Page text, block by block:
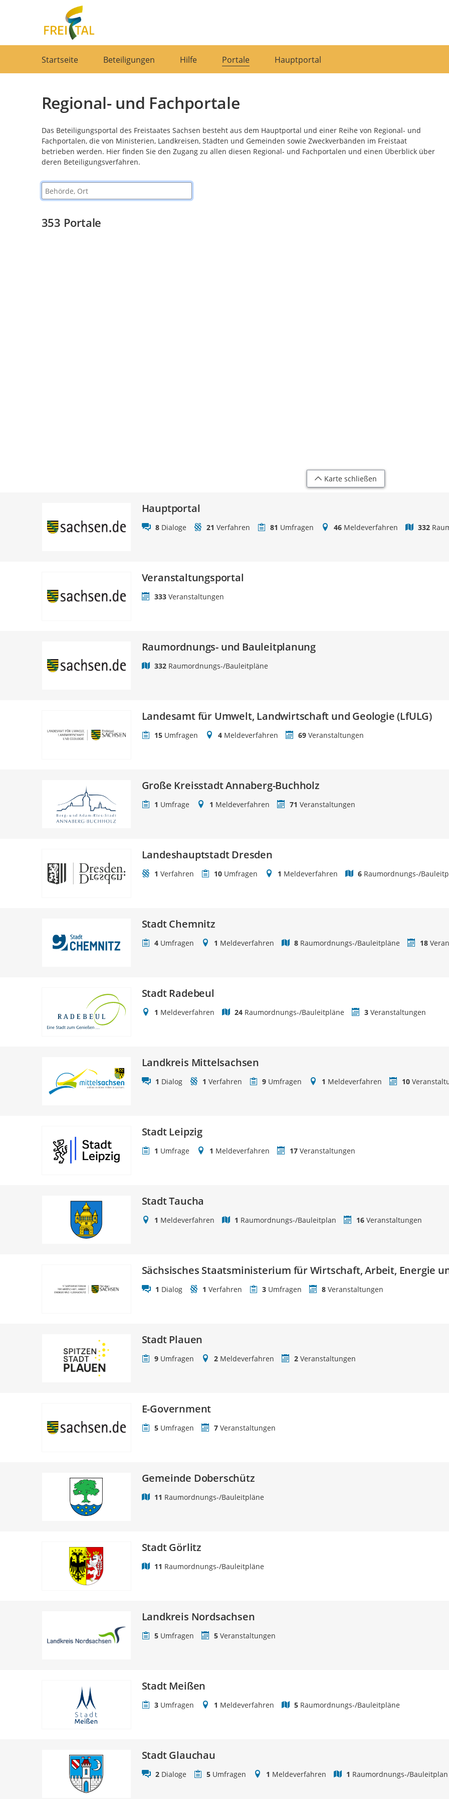
Startseite Beteiligungen Hilfe Portale Hauptportal
Regional- und Fachportale
Das Beteiligungsportal des Freistaates Sachsen besteht aus dem Hauptportal und einer Reihe von Regional- und
Fachportalen, die von Ministerien, Landkreisen, Städten und Gemeinden sowie Zweckverbänden im Freistaat
betrieben werden. Hier finden Sie den Zugang zu allen diesen Regional- und Fachportalen und einen Überblick über
deren Beteiligungsverfahren.
Behörde, Ort
353 Portale
Karte schließen
Hauptportal
8 Dialoge 21 Verfahren 81 Umfragen 46 Meldeverfahren 332
Veranstaltungsportal
333 Veranstaltungen
Raumordnungs- und Bauleitplanung
332 Raumordnungs-/Bauleitpläne
Landesamt für Umwelt, Landwirtschaft und Geologie (LfULG)
15 Umfragen 4 Meldeverfahren 69 Veranstaltungen
Große Kreisstadt Annaberg-Buchholz
1 Umfrage 1 Meldeverfahren 71 Veranstaltungen
Landeshauptstadt Dresden
1 Verfahren 10 Umfragen 1 Meldeverfahren 6 Raumordnungs-/
Stadt Chemnitz
4 Umfragen 1 Meldeverfahren 8 Raumordnungs-/Bauleitpläne 18
Stadt Radebeul
1 Meldeverfahren 24 Raumordnungs-/Bauleitpläne 3 Veranstaltungen
Landkreis Mittelsachsen
1 Dialog 1 Verfahren 9 Umfragen 1 Meldeverfahren 10
Stadt Leipzig
1 Umfrage 1 Meldeverfahren 17 Veranstaltungen
Stadt Taucha
1 Meldeverfahren 1 Raumordnungs-/Bauleitplan 16 Veranstaltungen
Sächsisches Staatsministerium für Wirtschaft, Arbeit, Energie
1 Dialog 1 Verfahren 3 Umfragen 8 Veranstaltungen
Stadt Plauen
9 Umfragen 2 Meldeverfahren 2 Veranstaltungen
E-Government
5 Umfragen 7 Veranstaltungen
Gemeinde Doberschütz
11 Raumordnungs-/Bauleitpläne
Stadt Görlitz
11 Raumordnungs-/Bauleitpläne
Landkreis Nordsachsen
5 Umfragen 5 Veranstaltungen
Stadt Meißen
3 Umfragen 1 Meldeverfahren 5 Raumordnungs-/Bauleitpläne
Stadt Glauchau
2 Dialoge 5 Umfragen 1 Meldeverfahren 1 Raumordnungs-/Bauleitplan